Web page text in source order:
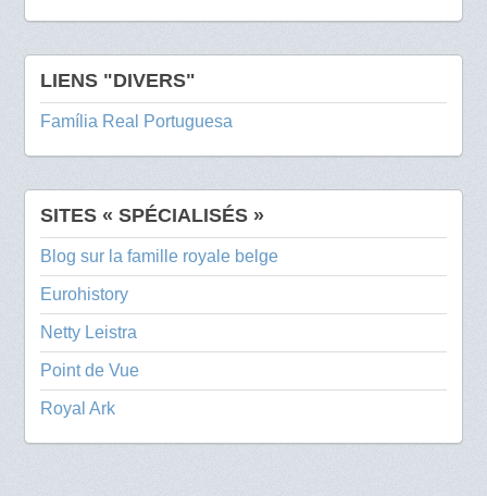
LIENS "DIVERS"
Família Real Portuguesa
SITES « SPÉCIALISÉS »
Blog sur la famille royale belge
Eurohistory
Netty Leistra
Point de Vue
Royal Ark